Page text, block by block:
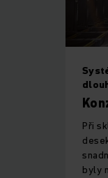
Při
byly